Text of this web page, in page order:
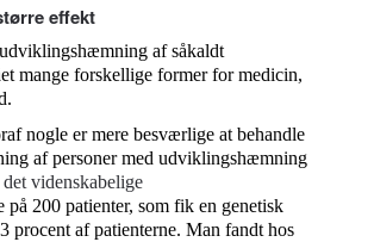
effekt
af såkaldt
mange forskellige former for medicin,
nogle er mere besværlige at behandle
af personer med udviklingshæmning
det videnskabelige
200 patienter, som fik en genetisk
procent af patienterne. Man fandt hos